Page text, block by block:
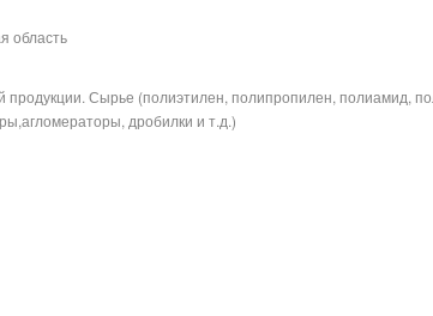
область
Сырье (полиэтилен, полипропилен, полиамид,
дробилки и т.д.)